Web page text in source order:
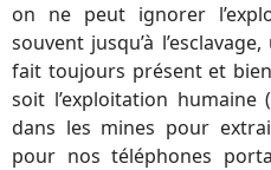
on ne peut ignorer
souvent jusqu’à
fait toujours présent et
soit l’exploitation humaine
dans les mines pour
pour nos téléphones